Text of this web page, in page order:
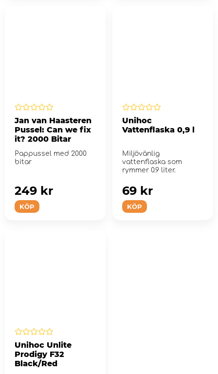
Jan van Haasteren
Pussel: Can we fix
it? 2000 Bitar
Pappussel med 2000
bitar
KÖP
249 kr
Unihoc
Vattenflaska 0,9 l
Miljövänlig
vattenflaska som
rymmer 0.9 liter.
KÖP
69 kr
Unihoc Unlite
Prodigy F32
Black/Red